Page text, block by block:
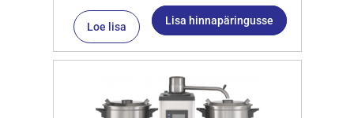
Loe lisa Lisa hinnapäringusse